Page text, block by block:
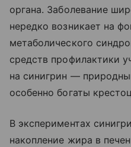
органа. Заболевание
нередко возникает на
метаболического
средств профилактики
на синигрин —
особенно богаты
В экспериментах
накопление жира в